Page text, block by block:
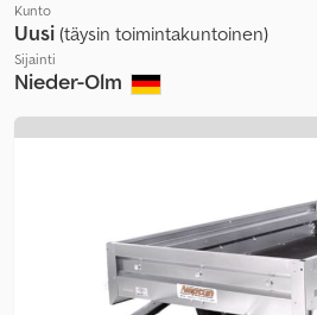
Kunto
Uusi (täysin toimintakuntoinen)
Sijainti
Nieder-Olm